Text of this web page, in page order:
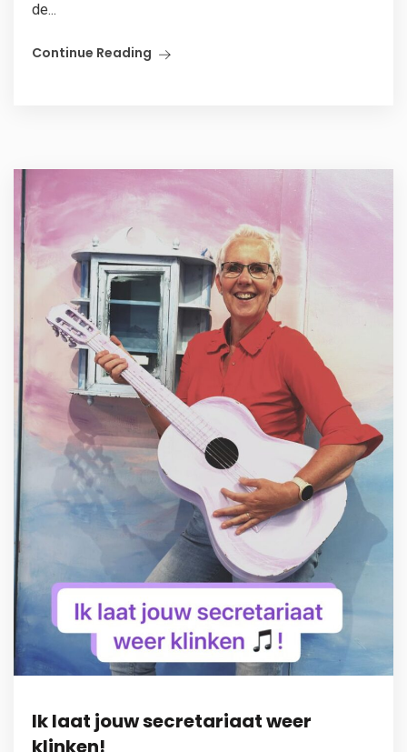
de...
Continue Reading
Ik laat jouw secretariaat weer
klinken!